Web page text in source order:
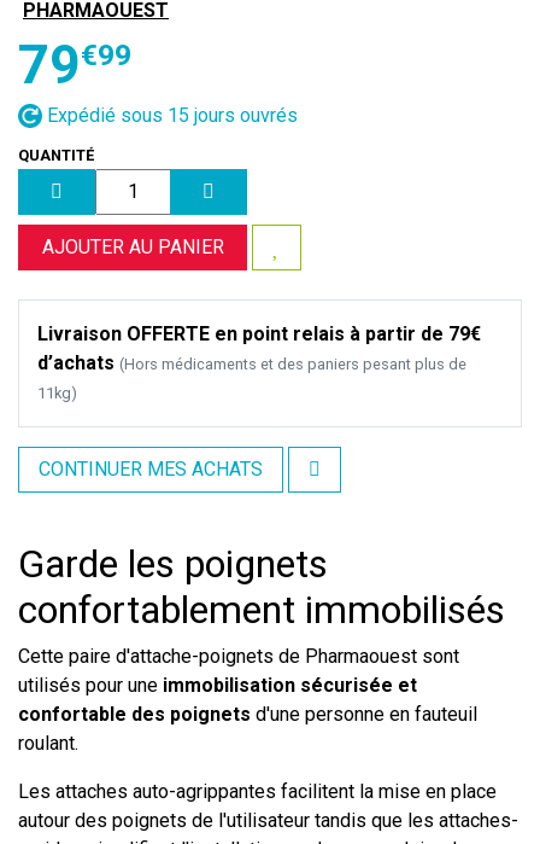
PHARMAOUEST
79€99
Expédié sous 15 jours ouvrés
QUANTITÉ
AJOUTER AU PANIER
Livraison OFFERTE en point relais à partir de 79€
d’achats (Hors médicaments et des paniers pesant plus de
11kg)
CONTINUER MES ACHATS
Garde les poignets
confortablement immobilisés
Cette paire d'attache-poignets de Pharmaouest sont
utilisés pour une immobilisation sécurisée et
confortable des poignets d'une personne en fauteuil
roulant.
Les attaches auto-agrippantes facilitent la mise en place
autour des poignets de l'utilisateur tandis que les attaches-